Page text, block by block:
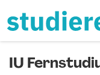
IU